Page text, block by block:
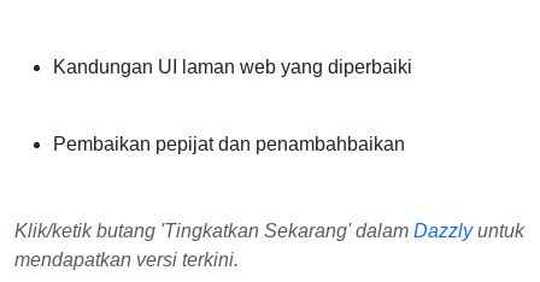
Kandungan UI laman web yang diperbaiki
Pembaikan pepijat dan penambahbaikan
Klik/ketik butang 'Tingkatkan Sekarang' dalam Dazzlyuntuk
mendapatkan versi terkini.